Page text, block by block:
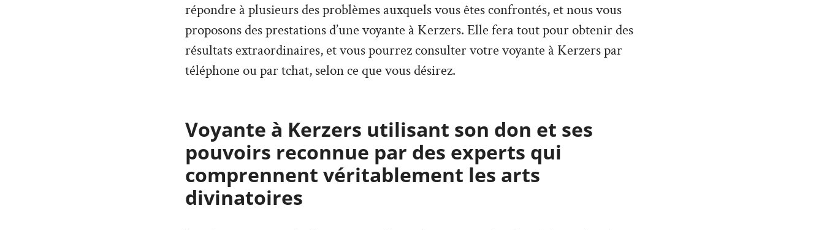
répondre à plusieurs des problèmes auxquels vous êtes confrontés, et nous vous
proposons des prestations d’une voyante à Kerzers. Elle fera tout pour obtenir des
résultats extraordinaires, et vous pourrez consulter votre voyante à Kerzers par
téléphone ou par tchat, selon ce que vous désirez.
Voyante à Kerzers utilisant son don et ses
pouvoirs reconnue par des experts qui
comprennent véritablement les arts
divinatoires